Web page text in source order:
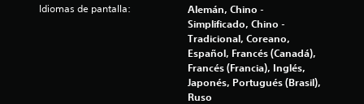
n
c
Idiomas de pantalla:
Alemán, Chino -
Simplificado, Chino -
Tradicional, Coreano,
Español, Francés (Canadá),
Francés (Francia), Inglés,
Japonés, Portugués (Brasil),
Ruso